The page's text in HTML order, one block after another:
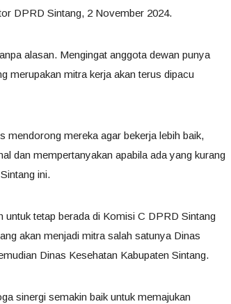
DPRD Sintang, 2 November 2024.
alasan. Mengingat anggota dewan punya
merupakan mitra kerja akan terus dipacu
mendorong mereka agar bekerja lebih baik,
dan mempertanyakan apabila ada yang kurang
ini.
tetap berada di Komisi C DPRD Sintang
akan menjadi mitra salah satunya Dinas
Dinas Kesehatan Kabupaten Sintang.
sinergi semakin baik untuk memajukan